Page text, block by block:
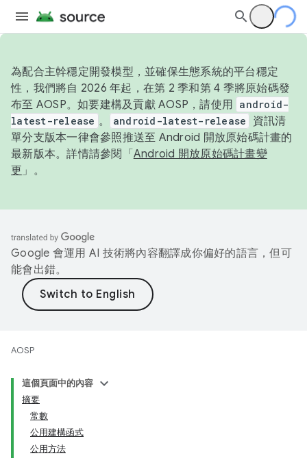
為配合主幹穩定開發模型，並確保生態系統的平台穩定
性，我們將自 2026 年起，在第 2 季和第 4 季將原始碼發
布至 AOSP。如要建構及貢獻 AOSP，請使用 android-
latest-release 。 android-latest-release
資訊清
單分支版本一律會參照推送至 Android 開放原始碼計畫的
最新版本。詳情請參閱「 Android 開放原始碼計畫變
更 」。
Google 會運用 AI 技術將內容翻譯成你偏好的語言，但可
能會出錯。
AOSP
這個頁面中的內容
摘要
常數
公用建構函式
公用方法